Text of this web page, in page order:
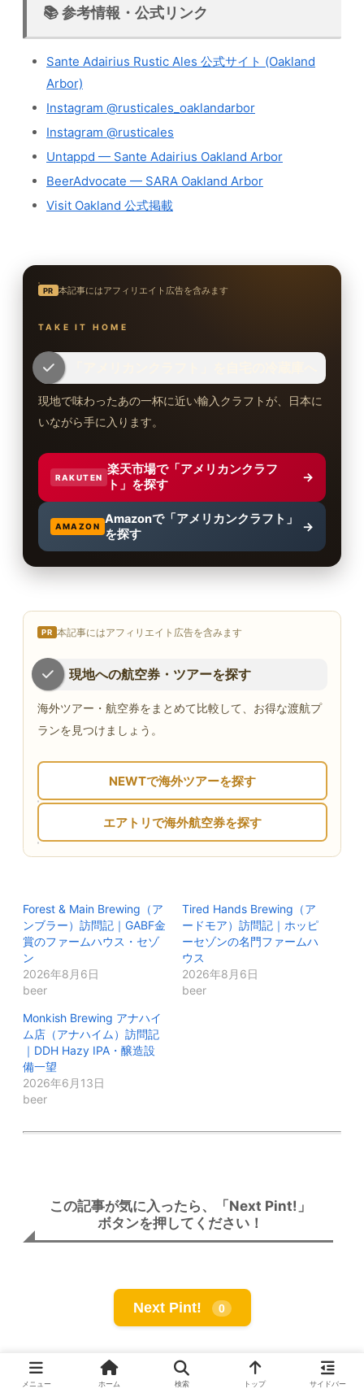
📚 参考情報・公式リンク
Sante Adairius Rustic Ales 公式サイト (Oakland
Arbor)
Instagram @rusticales_oaklandarbor
Instagram @rusticales
Untappd — Sante Adairius Oakland Arbor
BeerAdvocate — SARA Oakland Arbor
Visit Oakland 公式掲載
PR 本記事にはアフィリエイト広告を含みます
TAKE IT HOME
現地で味わったあの一杯に近い輸入クラフトが、日本に
いながら手に入ります。
RAKUTEN
楽天市場で「アメリカンクラフ
ト」を探す
→
AMAZON
Amazonで「アメリカンクラフト」
を探す
→
PR 本記事にはアフィリエイト広告を含みます
現地への航空券・ツアーを探す
海外ツアー・航空券をまとめて比較して、お得な渡航プ
ランを見つけましょう。
NEWTで海外ツアーを探す
エアトリで海外航空券を探す
Forest & Main Brewing（ア
ンブラー）訪問記｜GABF金
賞のファームハウス・セゾ
ン
2026年8月6日
beer
Tired Hands Brewing（ア
ードモア）訪問記｜ホッピ
ーセゾンの名門ファームハ
ウス
2026年8月6日
beer
Monkish Brewing アナハイ
ム店（アナハイム）訪問記
｜DDH Hazy IPA・醸造設
備一望
2026年6月13日
beer
この記事が気に入ったら、「Next Pint!」
ボタンを押してください！
Next Pint! 0
メニュー ホーム 検索 トップ サイドバー